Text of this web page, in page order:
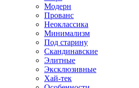
Модерн
Прованс
Неоклассика
Минимализм
Под старину
Скандинавские
Элитные
Эксклюзивные
Хай-тек